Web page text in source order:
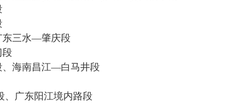
三水—肇庆段
海南昌江—白马井段
广东阳江境内路段